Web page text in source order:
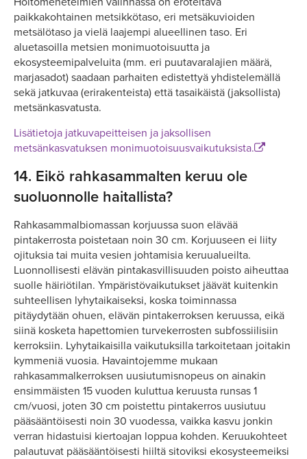
paikkakohtainen metsikkötaso, eri metsäkuvioiden
metsälötaso ja vielä laajempi alueellinen taso. Eri
aluetasoilla metsien monimuotoisuutta ja
ekosysteemipalveluita (mm. eri puutavaralajien määrä,
marjasadot) saadaan parhaiten edistettyä yhdistelemällä
sekä jatkuvaa (erirakenteista) että tasaikäistä (jaksollista)
metsänkasvatusta.
Lisätietoja jatkuvapeitteisen ja jaksollisen
metsänkasvatuksen monimuotoisuusvaikutuksista.
14. Eikö rahkasammalten keruu ole
suoluonnolle haitallista?
Rahkasammalbiomassan korjuussa suon elävää
pintakerrosta poistetaan noin 30 cm. Korjuuseen ei liity
ojituksia tai muita vesien johtamisia keruualueilta.
Luonnollisesti elävän pintakasvillisuuden poisto aiheuttaa
suolle häiriötilan. Ympäristövaikutukset jäävät kuitenkin
suhteellisen lyhytaikaiseksi, koska toiminnassa
pitäydytään ohuen, elävän pintakerroksen keruussa, eikä
siinä kosketa hapettomien turvekerrosten subfossiilisiin
kerroksiin. Lyhytaikaisilla vaikutuksilla tarkoitetaan joitakin
kymmeniä vuosia. Havaintojemme mukaan
rahkasammalkerroksen uusiutumisnopeus on ainakin
ensimmäisten 15 vuoden kuluttua keruusta runsas 1
cm/vuosi, joten 30 cm poistettu pintakerros uusiutuu
pääsääntöisesti noin 30 vuodessa, vaikka kasvu jonkin
verran hidastuisi kiertoajan loppua kohden. Keruukohteet
palautuvat pääsääntöisesti hiiltä sitoviksi ekosysteemeiksi